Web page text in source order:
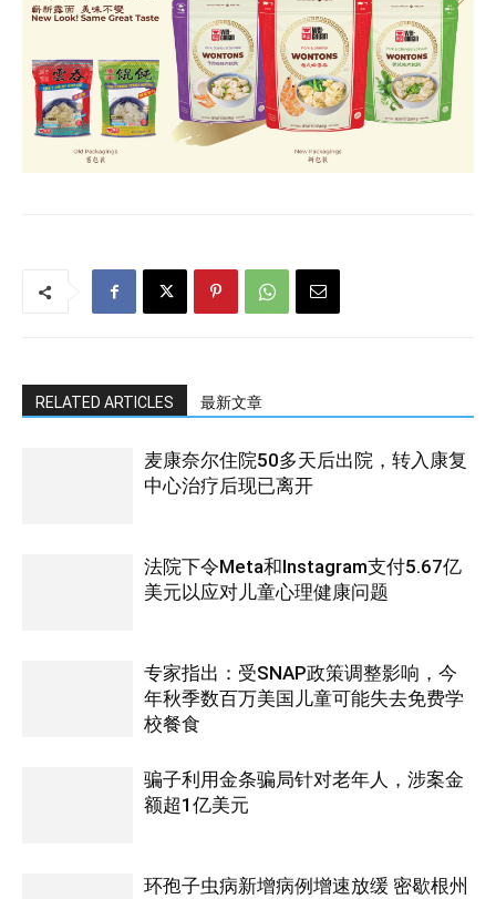
RELATED ARTICLES 最新文章
麦康奈尔住院50多天后出院，转入康复
中心治疗后现已离开
法院下令Meta和Instagram支付5.67亿
美元以应对儿童心理健康问题
专家指出：受SNAP政策调整影响，今
年秋季数百万美国儿童可能失去免费学
校餐食
骗子利用金条骗局针对老年人，涉案金
额超1亿美元
环孢子虫病新增病例增速放缓 密歇根州